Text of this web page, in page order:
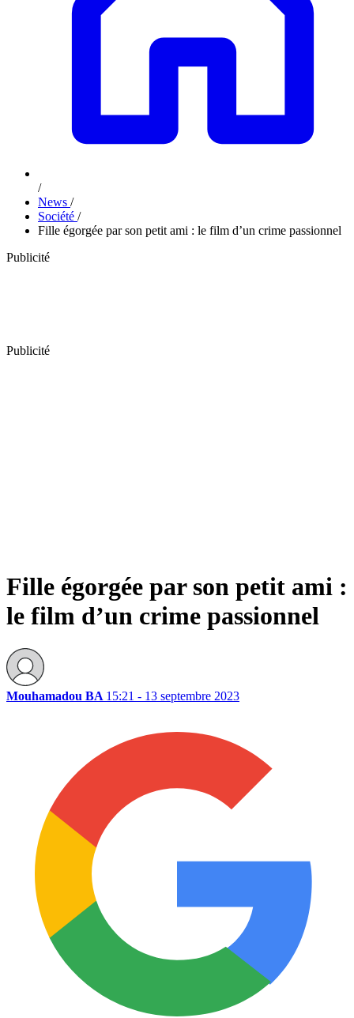
/
News /
Société /
Fille égorgée par son petit ami : le film d’un crime passionnel
Publicité
Publicité
Fille égorgée par son petit ami :
le film d’un crime passionnel
Mouhamadou BA 15:21 - 13 septembre 2023